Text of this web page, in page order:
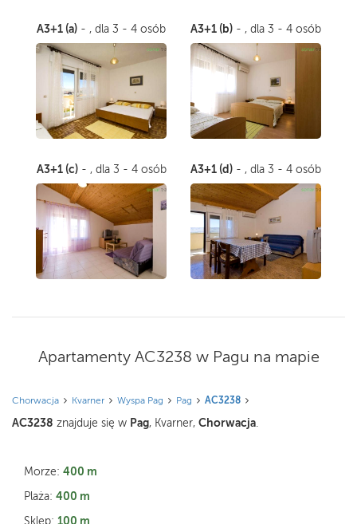
A3+1 (a) - , dla 3 - 4 osób A3+1 (b) - , dla 3 - 4 osób
A3+1 (c)- , dla 3 - 4 osób A3+1 (d) - , dla 3 - 4 osób
Apartamenty AC3238 w Pagu na mapie
Chorwacja Kvarner Wyspa Pag Pag AC3238
AC3238 znajduje się w Pag, Kvarner, Chorwacja
Morze: 400 m
Plaża: 400 m
Sklep: 100 m